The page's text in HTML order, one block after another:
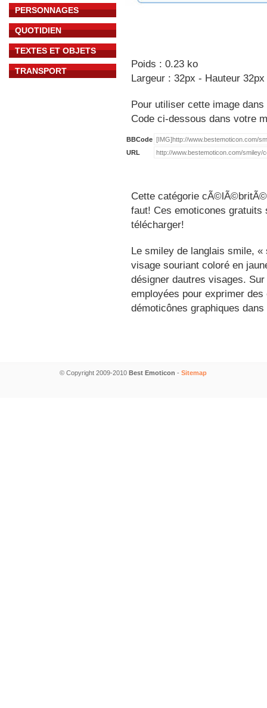
PERSONNAGES
QUOTIDIEN
TEXTES ET OBJETS
TRANSPORT
Poids : 0.23 ko
Largeur : 32px - Hauteur 32px
Pour utiliser cette image
Code ci-dessous dans votre
BBCode
URL
Cette catégorie
faut! Ces emoticones
télécharger!
Le smiley de langlais smile,
visage souriant coloré en
désigner dautres visages.
employées pour exprimer
démoticônes graphiques
© Copyright 2009-2010 Best Emoticon - Sitemap